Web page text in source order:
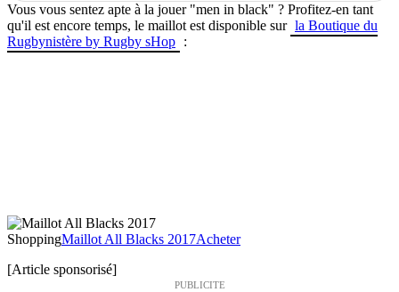
Vous vous sentez apte à la jouer "men in black" ? Profitez-en tant
qu'il est encore temps, le maillot est disponible sur la Boutique du
Rugbynistère by Rugby sHop :
ShoppingMaillot All Blacks 2017Acheter
[Article sponsorisé]